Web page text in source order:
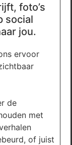
foto’s
social
jou.
ervoor
de
met
of juist